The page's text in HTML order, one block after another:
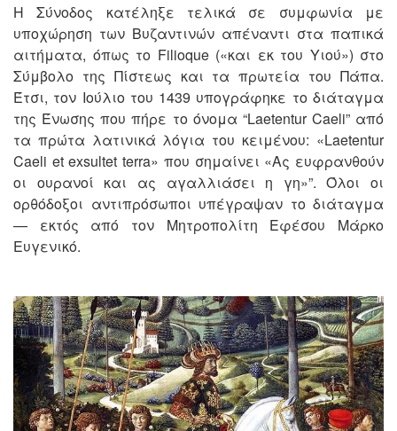
Η Σύνοδος κατέληξε τελικά σε συμφωνία με
υποχώρηση των Βυζαντινών απέναντι στα παπικά
αιτήματα, όπως το Filioque («και εκ του Υιού») στο
Σύμβολο της Πίστεως και τα πρωτεία του Πάπα.
Έτσι, τον Ιούλιο του 1439 υπογράφηκε το διάταγμα
της Ένωσης που πήρε το όνομα “Laetentur Caeli” από
τα πρώτα λατινικά λόγια του κειμένου: «Laetentur
Caeli et exsultet terra» που σημαίνει «Ας ευφρανθούν
οι ουρανοί και ας αγαλλιάσει η γη»”. Όλοι οι
ορθόδοξοι αντιπρόσωποι υπέγραψαν το διάταγμα
— εκτός από τον Μητροπολίτη Εφέσου Μάρκο
Ευγενικό.